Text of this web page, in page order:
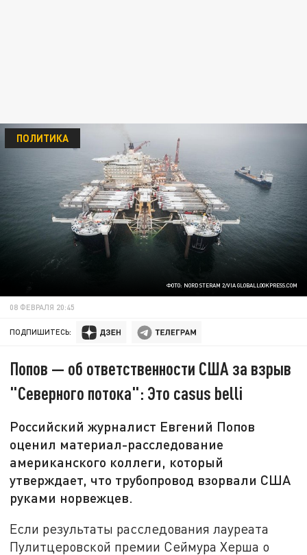
ФОТО: NORD STERAM 2/VIA GLOBALLOOKPRESS.COM
ПОЛИТИКА
08 ФЕВРАЛЯ 20:45
ПОДПИШИТЕСЬ:
Попов — об ответственности США за взрыв
"Северного потока": Это casus belli
Российский журналист Евгений Попов
оценил материал-расследование
американского коллеги, который
утверждает, что трубопровод взорвали США
руками норвежцев.
Если результаты расследования лауреата
Пулитцеровской премии Сеймура Херша о